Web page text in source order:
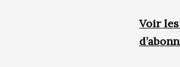
Voir